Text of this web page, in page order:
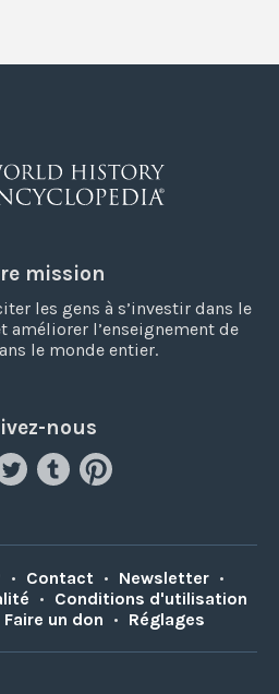
mission
les gens à s’investir dans le
l’enseignement de
le monde entier.
nous
• Contact • Newsletter •
• Conditions d'utilisation
Faire un don • Réglages